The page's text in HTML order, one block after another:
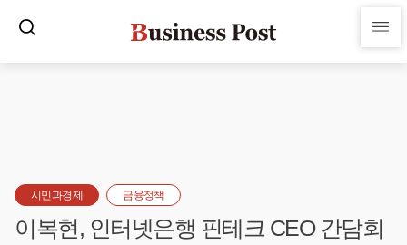
시민과경제 금융정책
이복현, 인터넷은행 핀테크 CEO 간담회